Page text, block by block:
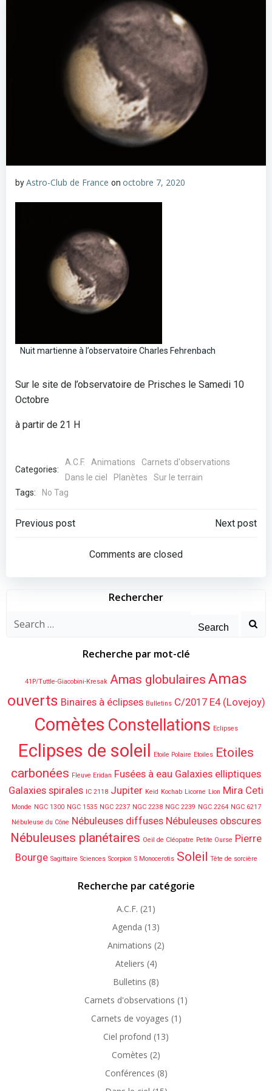
byAstro-Club de France on octobre 7, 2020
Nuit martienne à l’observatoire Charles Fehrenbach
Sur le site de l’observatoire de Prisches le Samedi 10
Octobre
à partir de 21 H
Categories:
A.C.F. Animations
Carnets d'observations
Dans le ciel
Planètes
Sur le terrain
Tags:
No Tag
Post
navigation
Previous post
navigation
Next post
Comments are closed
Rechercher
Search
Recherche par mot-clé
41P/Tuttle-Giacobini-Kresak Amas globulaires Amas
ouverts Binaires à éclipses Bulletins C/2017 E4 (Lovejoy)
Comètes Constellations Eclipses
Eclipses de soleil Etoile Polaire Etoiles Etoiles
carbonées Fleuve Eridan Fusées à eau Galaxies elliptiques
Galaxies spirales
IC 2118 Jupiter Keid Kochab Licorne Lion Mira Ceti
Monde NGC 1300 NGC 1535 NGC 2237 NGC 2238 NGC 2239 NGC 2264 NGC 6217
Nébuleuse du Cône Nébuleuses diffuses Nébuleuses obscures
Nébuleuses planétaires Oeil de Cléopatre Petite Ourse Pierre
Bourge Sagittaire Sciences Scorpion S Monocerotis Soleil Tête de sorcière
Recherche par catégorie
A.C.F. (21)
Agenda (13)
Animations (2)
Ateliers (4)
Bulletins (8)
Carnets d'observations (1)
Carnets de voyages (1)
Ciel profond (13)
Comètes (2)
Conférences (8)